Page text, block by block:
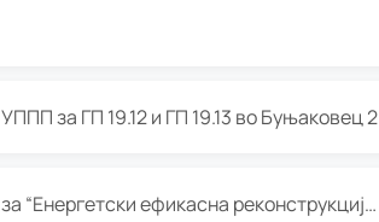
за ГП 19.12 и ГП 19.13 во Буњаковец 2
Оглас за Барање понуди за “Енергетски ефикасна реконструкција на објектот ООУ „Св. Кирил и Методиј"